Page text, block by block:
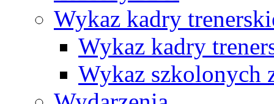
Wykaz kadry
Wykaz kadry
Wykaz szkolonych